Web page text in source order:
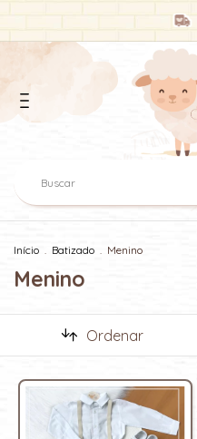
Início . Batizado . Menino
Menino
Ordenar